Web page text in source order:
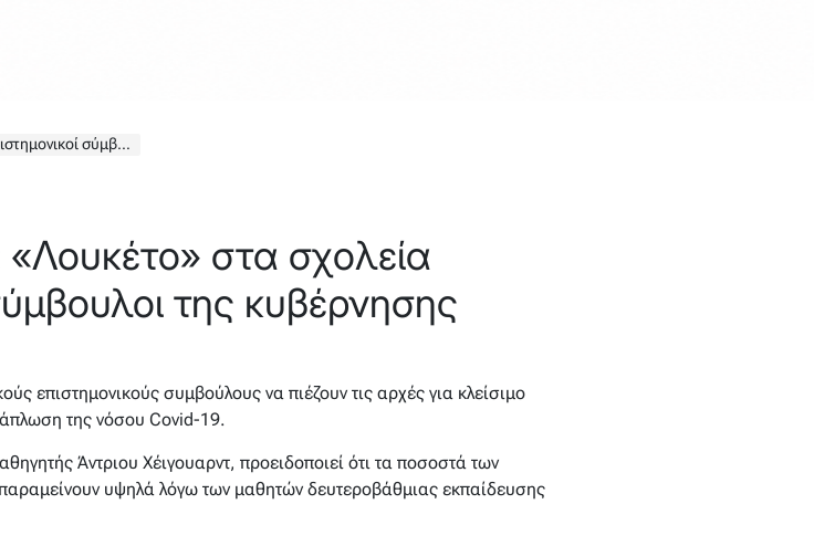
της κυβέρνησης
στα σχολεία
της κυβέρνησης
επιστημονικούς συμβούλους να πιέζουν τις αρχές για κλείσιμο
της νόσου Covid-19.
Άντριου Χέιγουαρντ, προειδοποιεί ότι τα ποσοστά των
υψηλά λόγω των μαθητών δευτεροβάθμιας εκπαίδευσης